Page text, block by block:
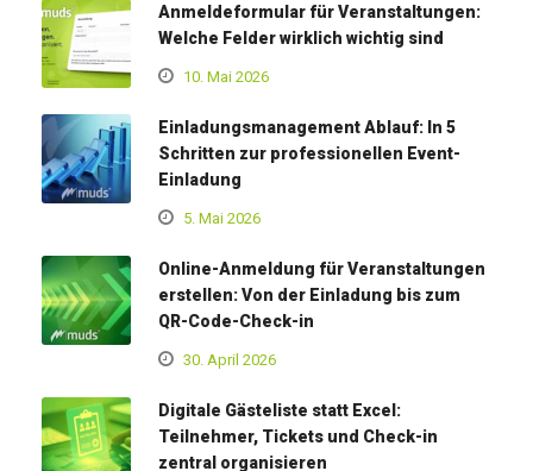
Anmeldeformular für Veranstaltungen:
Welche Felder wirklich wichtig sind
10. Mai 2026
Einladungsmanagement Ablauf: In 5
Schritten zur professionellen Event-
Einladung
5. Mai 2026
Online-Anmeldung für Veranstaltungen
erstellen: Von der Einladung bis zum
QR-Code-Check-in
30. April 2026
Digitale Gästeliste statt Excel:
Teilnehmer, Tickets und Check-in
zentral organisieren